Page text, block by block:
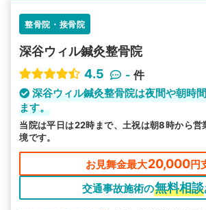
詳細条件で絞り込む
その他の検索方法
整骨院・接骨院
深谷ウィル鍼灸整骨院
4.5
- 件
深谷ウィル鍼灸整骨院は夜間や朝時
ます。
当院は平日は22時まで、土祝は朝8時から営
境です。
お見舞金最大20,000円
交通事故施術の無料相談